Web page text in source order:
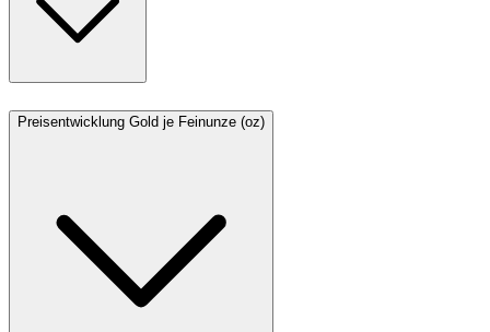
Preisentwicklung Gold je Feinunze (oz)